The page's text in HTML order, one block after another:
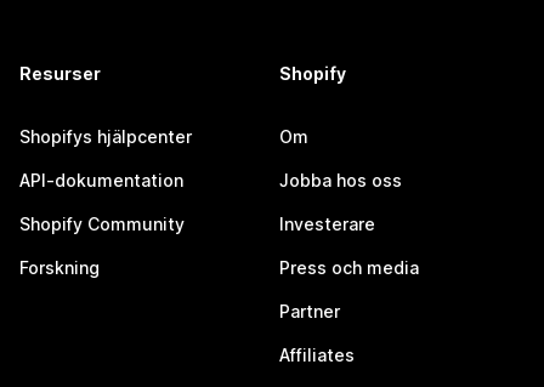
Resurser
Shopifys hjälpcenter
API-dokumentation
Shopify Community
Forskning
Shopify
Om
Jobba hos oss
Investerare
Press och media
Partner
Affiliates